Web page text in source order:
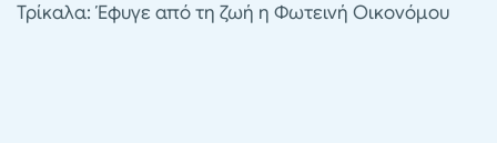
Τρίκαλα: Έφυγε από τη ζωή η Φωτεινή Οικονόμου